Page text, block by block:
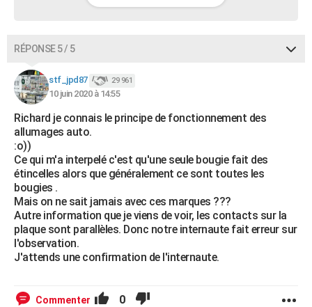
RÉPONSE 5 / 5
stf_jpd87 29 961
10 juin 2020 à 14:55
Richard je connais le principe de fonctionnement des
allumages auto.
:o))
Ce qui m'a interpelé c'est qu'une seule bougie fait des
étincelles alors que généralement ce sont toutes les
bougies .
Mais on ne sait jamais avec ces marques ???
Autre information que je viens de voir, les contacts sur la
plaque sont parallèles. Donc notre internaute fait erreur sur
l'observation.
J'attends une confirmation de l'internaute.
Commenter 0